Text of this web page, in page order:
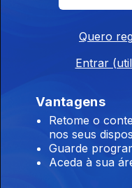
Quero
Entrar
Vantagens
Retome o
nos seus
Guarde
Aceda à sua